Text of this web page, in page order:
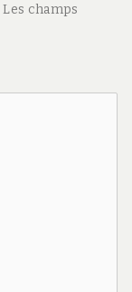
Les champs